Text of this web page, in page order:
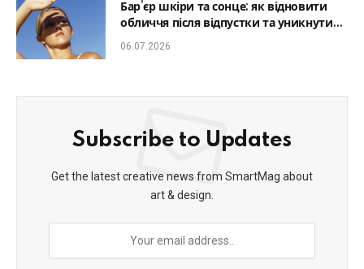
Бар’єр шкіри та сонце: як відновити
обличчя після відпустки та уникнути
фотостаріння
06.07.2026
Subscribe to Updates
Get the latest creative news from SmartMag about
art & design.